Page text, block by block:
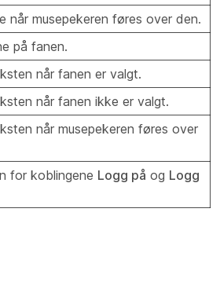
når musepekeren føres over den.
på fanen.
når fanen er valgt.
når fanen ikke er valgt.
når musepekeren føres over
for koblingene Logg på og Logg